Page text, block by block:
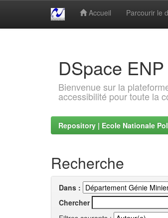
Accueil Parcourir le
DSpace ENP
Bienvenue sur la
accessibilité pour toute la
Repository | Ecole Nationale
Recherche
Dans :
Chercher